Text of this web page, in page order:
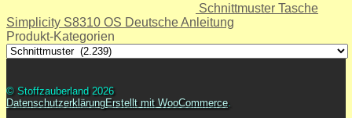
Schnittmuster Tasche
Simplicity S8310 OS Deutsche Anleitung
Produkt-Kategorien
© Stoffzauberland 2026
DatenschutzerklärungErstellt mit WooCommerce.